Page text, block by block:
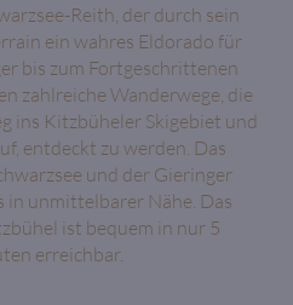
Reith, der durch sein
ein wahres Eldorado für
bis zum Fortgeschrittenen
zahlreiche Wanderwege, die
ins Kitzbüheler Skigebiet und
entdeckt zu werden. Das
und der Gieringer
in unmittelbarer Nähe. Das
ist bequem in nur 5
erreichbar.